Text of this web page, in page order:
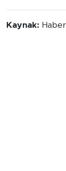
Kaynak: